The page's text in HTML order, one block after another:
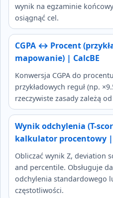
wynik na egzaminie
osiągnąć cel.
CGPA ↔ Procent
mapowanie) | CalcBE
Konwersja CGPA do
przykładowych reguł (np.
rzeczywiste zasady zależą
Wynik odchylenia (T-
kalkulator procentowy |
Obliczać wynik Z, deviation
and percentile. Obsługuje
odchylenia standardowego
częstotliwości.